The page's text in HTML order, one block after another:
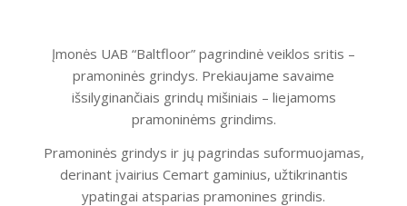
Įmonės UAB “Baltfloor” pagrindinė veiklos sritis –
pramoninės grindys. Prekiaujame savaime
išsilyginančiais grindų mišiniais – liejamoms
pramoninėms grindims.
Pramoninės grindys ir jų pagrindas suformuojamas,
derinant įvairius Cemart gaminius, užtikrinantis
ypatingai atsparias pramonines grindis.